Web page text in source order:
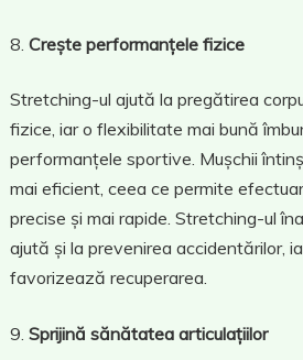
Crește performanțele fizice
Stretching-ul ajută la pregătirea
fizice, iar o flexibilitate mai bună
performanțele sportive. Mușchii
mai eficient, ceea ce permite
precise și mai rapide. Stretching-ul
ajută și la prevenirea accidentărilor,
favorizează recuperarea.
Sprijină sănătatea articulațiilor